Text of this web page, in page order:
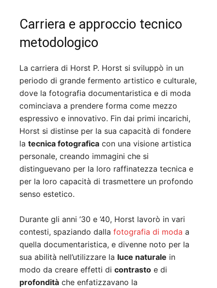
Carriera e approccio tecnico
metodologico
La carriera di Horst P. Horst si sviluppò in un
periodo di grande fermento artistico e culturale,
dove la fotografia documentaristica e di moda
cominciava a prendere forma come mezzo
espressivo e innovativo. Fin dai primi incarichi,
Horst si distinse per la sua capacità di fondere
la tecnica fotografica con una visione artistica
personale, creando immagini che si
distinguevano per la loro raffinatezza tecnica e
per la loro capacità di trasmettere un profondo
senso estetico.
Durante gli anni ’30 e ’40, Horst lavorò in vari
contesti, spaziando dalla fotografia di moda a
quella documentaristica, e divenne noto per la
sua abilità nell’utilizzare la luce naturale in
modo da creare effetti di contrasto e di
profondità che enfatizzavano la